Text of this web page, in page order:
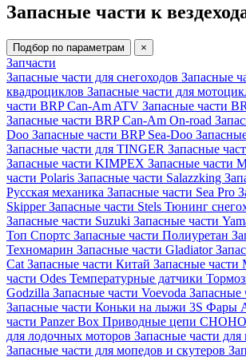
Запасные части к
Подбор по параметрам ×
Запчасти
Запасные части для снегоходов Запасные
квадроциклов Запасные части для
части BRP Can-Am ATV Запасные части
Запасные части BRP Can-Am On-road
Doo Запасные части BRP Sea-Doo
Запасные части для TINGER Запасные
Запасные части KIMPEX Запасные части
части Polaris Запасные части Salazzking
Русская механика Запасные части Sea Pro
SkipperЗапасные части Stels Тюнинг
Запасные части Suzuki Запасные части
Топ Спортс Запасные части Полиуретан
Техномарин Запасные части Gladiator
Cat Запасные части Китай Запасные части
части Odes Температурные датчики
Godzilla Запасные части Voevoda Запасные
Запасные части Коньки на лыжи 3S Фары
части Panzer Box Приводные цепи CHOHO
для лодочных моторов Запасные части
Запасные части для мопедов и скутеров